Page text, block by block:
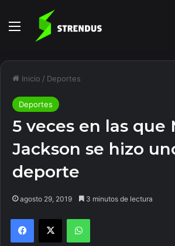
Menú
Inicio / Deportes
Deportes
5 veces en las que
Jackson se hizo
deporte
agosto 29, 2019 3 minutos de lectura
Facebook
X WhatsApp